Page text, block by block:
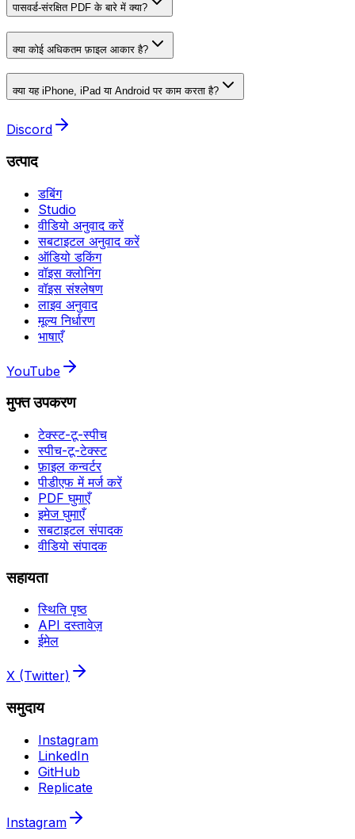
पासवर्ड-संरक्षित PDF के बारे में क्या?
क्या कोई अधिकतम फ़ाइल आकार है?
क्या यह iPhone, iPad या Android पर काम करता है?
Discord
उत्पाद
डबिंग
Studio
वीडियो अनुवाद करें
सबटाइटल अनुवाद करें
ऑडियो डकिंग
वॉइस क्लोनिंग
वॉइस संश्लेषण
लाइव अनुवाद
मूल्य निर्धारण
भाषाएँ
YouTube
मुफ्त उपकरण
टेक्स्ट-टू-स्पीच
स्पीच-टू-टेक्स्ट
फ़ाइल कन्वर्टर
पीडीएफ में मर्ज करें
PDF घुमाएँ
इमेज घुमाएँ
सबटाइटल संपादक
वीडियो संपादक
सहायता
स्थिति पृष्ठ
API दस्तावेज़
ईमेल
X (Twitter)
समुदाय
Instagram
LinkedIn
GitHub
Replicate
Instagram